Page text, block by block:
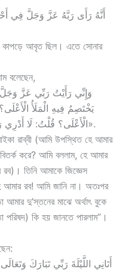
কাপড়ে আবৃত ছিল। এতে সোনার
বলেছেন,
يَخْتَصِمُ فِيهِ الْمَلَأُ
الْأَعْلَى؟ قُلْتُ: لَا أَدْرِي رَبِّ، فَوَضَعَ كَفَّهُ بَيْنَ كَتِفَيَّ، فَوَجَدْتُ بَرْدَ أَنَامِلِهِ بَيْنَ ثَدْيَيَّ، فَتَجَلَّى لِي كُلُّ شَيْءٍ، فَعَرَفْتُهُ».
রাব্বী (আমি উপস্থিত হে আমার
করে? আমি বললাম, হে আমার
রব)। তিনি আমাকে জিজ্ঞেস
আমার রব! আমি জানি না। অতঃপর
আমার দু’স্তনের মাঝে অর্থাৎ বুকে
কি হয় জানতে পারলাম”।